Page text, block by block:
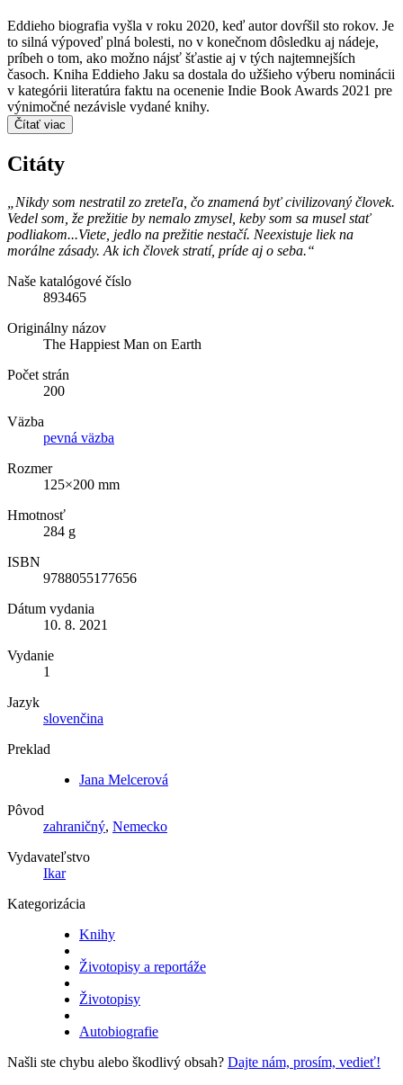
Eddieho biografia vyšla v roku 2020, keď autor dovŕšil sto rokov. Je
to silná výpoveď plná bolesti, no v konečnom dôsledku aj nádeje,
príbeh o tom, ako možno nájsť šťastie aj v tých najtemnejších
časoch. Kniha Eddieho Jaku sa dostala do užšieho výberu nominácii
v kategórii literatúra faktu na ocenenie Indie Book Awards 2021 pre
výnimočné nezávisle vydané knihy.
Čítať viac
Citáty
„Nikdy som nestratil zo zreteľa, čo znamená byť civilizovaný človek.
Vedel som, že prežitie by nemalo zmysel, keby som sa musel stať
podliakom...Viete, jedlo na prežitie nestačí. Neexistuje liek na
morálne zásady. Ak ich človek stratí, príde aj o seba.“
Naše katalógové číslo
893465
Originálny názov
The Happiest Man on Earth
Počet strán
200
Väzba
pevná väzba
Rozmer
125×200 mm
Hmotnosť
284 g
ISBN
9788055177656
Dátum vydania
10. 8. 2021
Vydanie
1
Jazyk
slovenčina
Preklad
Jana Melcerová
Pôvod
zahraničný, Nemecko
Vydavateľstvo
Ikar
Kategorizácia
Knihy
Životopisy a reportáže
Životopisy
Autobiografie
Našli ste chybu alebo škodlivý obsah? Dajte nám, prosím, vedieť!